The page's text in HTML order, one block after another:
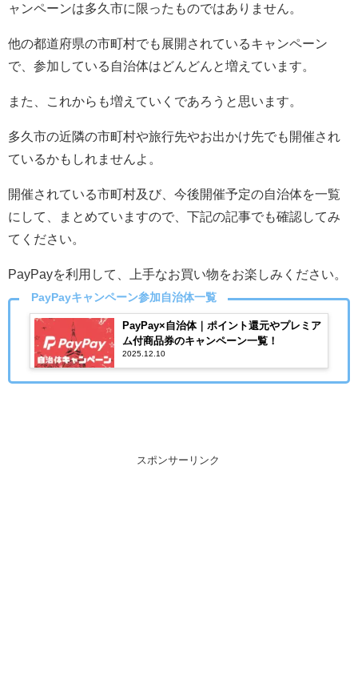
ャンペーンは多久市に限ったものではありません。
他の都道府県の市町村でも展開されているキャンペーン
で、参加している自治体はどんどんと増えています。
また、これからも増えていくであろうと思います。
多久市の近隣の市町村や旅行先やお出かけ先でも開催され
ているかもしれませんよ。
開催されている市町村及び、今後開催予定の自治体を一覧
にして、まとめていますので、下記の記事でも確認してみ
てください。
PayPayを利用して、上手なお買い物をお楽しみください。
PayPayキャンペーン参加自治体一覧
PayPay×自治体｜ポイント還元やプレミア
ム付商品券のキャンペーン一覧！
2025.12.10
スポンサーリンク